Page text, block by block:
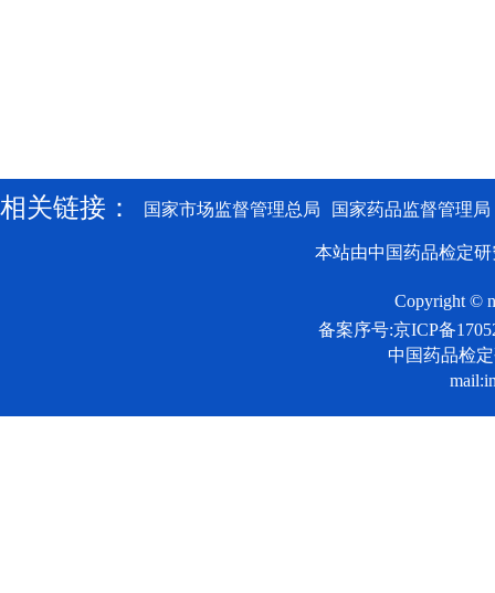
相关链接： 国家市场监督管理总局 国家药品监督管理局
本站由中国药品检定
Copyright ©
备案序号:京ICP备
中国药品检